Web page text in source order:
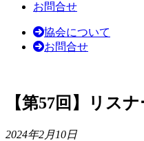
お問合せ
協会について
お問合せ
【第57回】リス
2024年2月10日